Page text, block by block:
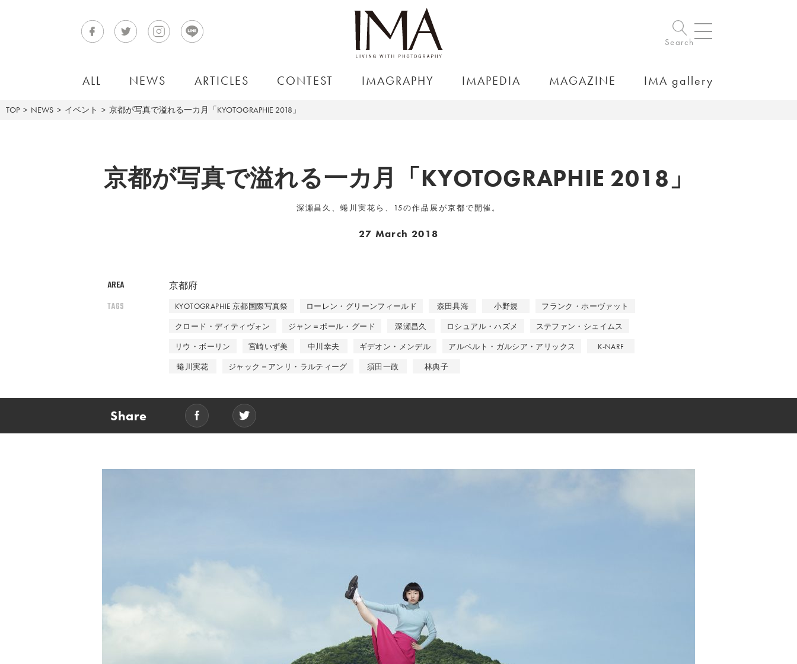
Search
ALL NEWS ARTICLES CONTEST IMAGRAPHY IMAPEDIA MAGAZINE IMA gallery
TOP NEWS イベント 京都が写真で溢れる一カ月「KYOTOGRAPHIE 2018」
京都が写真で溢れる一カ月「KYOTOGRAPHIE 2018」
深瀬昌久、蜷川実花ら、15の作品展が京都で開催。
27 March 2018
AREA 京都府
TAGS KYOTOGRAPHIE 京都国際写真祭 ローレン・グリーンフィールド 森田具海 小野規
フランク・ホーヴァット
クロード・ディティヴォン
ジャン＝ポール・グード 深瀬昌久 ロシュアル・ハズメ
ステファン・シェイムス
リウ・ボーリン
宮崎いず美 中川幸夫 ギデオン・メンデル アルベルト・ガルシア・アリックス
K-NARF
蜷川実花
ジャック＝アンリ・ラルティーグ 須田一政 林典子
Share